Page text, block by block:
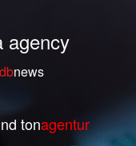
agency
news
tonagentur